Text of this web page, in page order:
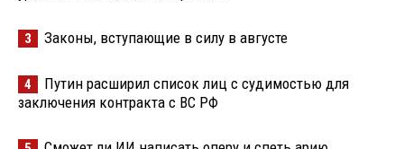
3 Законы, вступающие в силу в августе
4
Путин расширил список лиц с судимостью для
заключения контракта с ВС РФ